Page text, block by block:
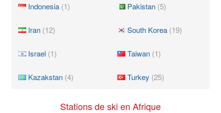
Indonesia (1)
Iran (12)
Israel (1)
Kazakstan (4)
Pakistan (5)
South Korea (19)
Taiwan (1)
Turkey (25)
Stations de ski en Afrique